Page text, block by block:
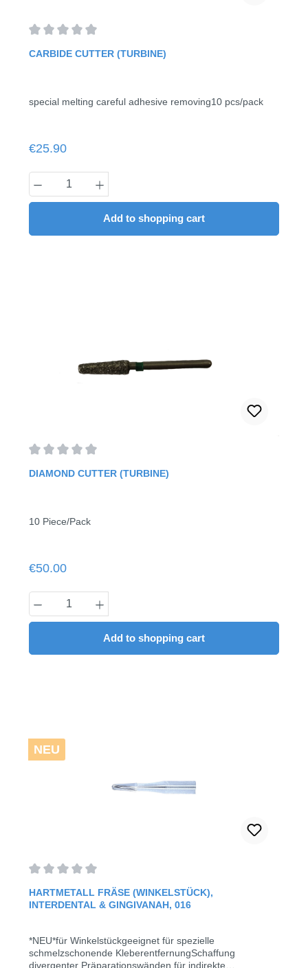
CARBIDE CUTTER (TURBINE)
special melting careful adhesive removing10 pcs/pack
Regular price:
€25.90
Product Quantity: Enter the desired
Add to shopping cart
DIAMOND CUTTER (TURBINE)
10 Piece/Pack
Regular price:
€50.00
Product Quantity: Enter the desired
Add to shopping cart
NEU
Average rating of 0 out of 5 stars
HARTMETALL FRÄSE (WINKELSTÜCK),
INTERDENTAL & GINGIVANAH, 016
*NEU*für Winkelstückgeeignet für spezielle
schmelzschonende KleberentfernungSchaffung
divergenter Präparationswänden für indirekte